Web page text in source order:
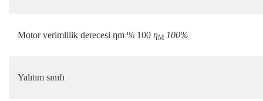
Motor verimlilik derecesi ηm % 100 ηM 100%
Yalıtım sınıfı